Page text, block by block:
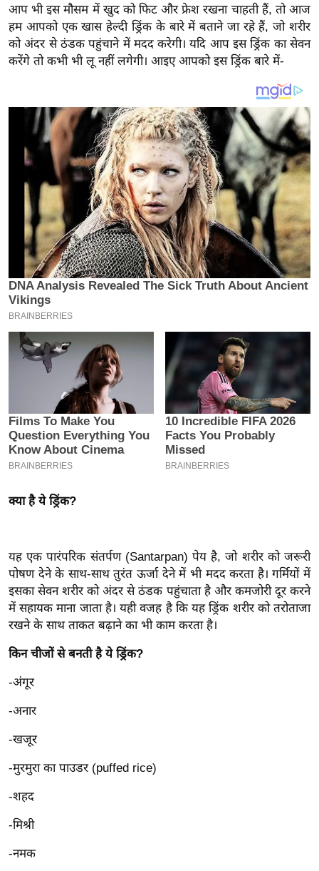
रा
य
ब
ज
खे
क्रि
के
P
0
2
6
क्रा
-
पे
प
मि
बे
मि
सा
ल
श
य
त
ग
इं
या
सा
त्य
आप भी इस मौसम में खुद को फिट और फ्रेश रखना चाहती हैं, तो आज
हम आपको एक खास हेल्दी ड्रिंक के बारे में बताने जा रहे हैं, जो शरीर
को अंदर से ठंडक पहुंचाने में मदद करेगी। यदि आप इस ड्रिंक का सेवन
करेंगे तो कभी भी लू नहीं लगेगी। आइए आपको इस ड्रिंक बारे में-
क्या है ये ड्रिंक?
यह एक पारंपरिक संतर्पण (Santarpan) पेय है, जो शरीर को जरूरी
पोषण देने के साथ-साथ तुरंत ऊर्जा देने में भी मदद करता है। गर्मियों में
इसका सेवन शरीर को अंदर से ठंडक पहुंचाता है और कमजोरी दूर करने
में सहायक माना जाता है। यही वजह है कि यह ड्रिंक शरीर को तरोताजा
रखने के साथ ताकत बढ़ाने का भी काम करता है।
किन चीजों से बनती है ये ड्रिंक?
-अंगूर
-अनार
-खजूर
-मुरमुरा का पाउडर (puffed rice)
-शहद
-मिश्री
-नमक